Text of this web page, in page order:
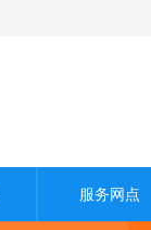
服务网点